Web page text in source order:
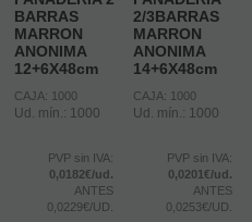
BARRAS
MARRON
ANONIMA
12+6X48cm
CAJA: 1000
Ud. mín.: 1000
PVP sin IVA:
0,0182€/ud.
ANTES
0,0229€/UD.
2/3BARRAS
MARRON
ANONIMA
14+6X48cm
CAJA: 1000
Ud. mín.: 1000
PVP sin IVA:
0,0201€/ud.
ANTES
0,0253€/UD.